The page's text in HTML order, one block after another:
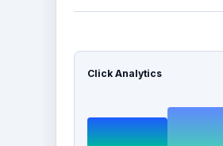
Click Analytics